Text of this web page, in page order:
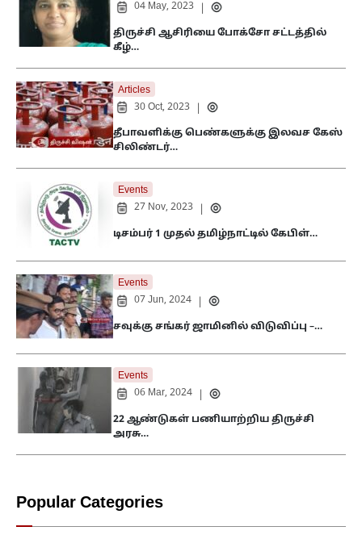
04 May, 2023
திருச்சி ஆசிரியை போக்சோ சட்டத்தில்
கீழ்…
Articles
30 Oct, 2023
தீபாவளிக்கு பெண்களுக்கு இலவச கேஸ்
சிலிண்டர்…
Events
27 Nov, 2023
டிசம்பர் 1 முதல் தமிழ்நாட்டில் கேபிள்…
Events
07 Jun, 2024
சவுக்கு சங்கர் ஜாமினில் விடுவிப்பு –…
Events
06 Mar, 2024
22 ஆண்டுகள் பணியாற்றிய திருச்சி
அரசு…
Popular Categories